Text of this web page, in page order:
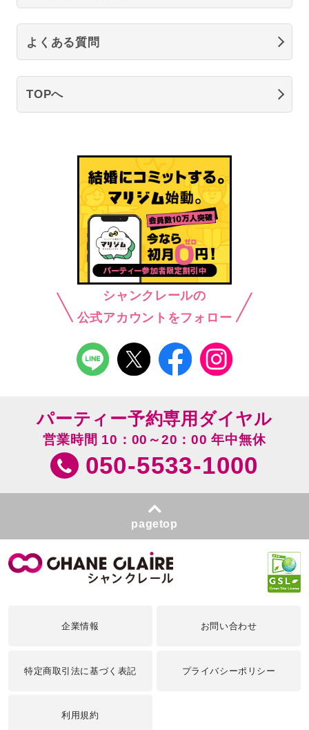
よくある質問
TOPへ
シャンクレールの
公式アカウントをフォロー
パーティー予約専用ダイヤル
営業時間 10：00～20：00 年中無休
050-5533-1000
pagetop
企業情報 お問い合わせ
特定商取引法に基づく表記 プライバシーポリシー
利用規約